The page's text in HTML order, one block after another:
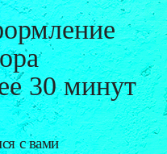
30 минут
с вами